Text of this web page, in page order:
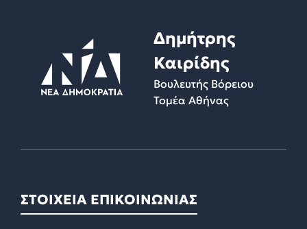
Δημήτρης
Καιρίδης
Βουλευτής Βόρειου
Τομέα Αθήνας
ΣΤΟΙΧΕΙΑ ΕΠΙΚΟΙΝΩΝΙΑΣ